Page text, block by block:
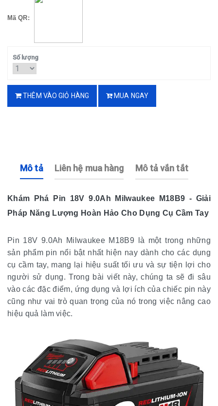
Mã QR:
Số lượng
THÊM VÀO GIỎ HÀNG MUA NGAY
Mô tả Liên hệ mua hàng Mô tả vắn tắt
Khám Phá Pin 18V 9.0Ah Milwaukee M18B9 - Giải
Pháp Năng Lượng Hoàn Hảo Cho Dụng Cụ Cầm Tay
Pin 18V 9.0Ah Milwaukee M18B9 là một trong những
sản phẩm pin nổi bật nhất hiện nay dành cho các dụng
cụ cầm tay, mang lại hiệu suất tối ưu và sự tiện lợi cho
người sử dụng. Trong bài viết này, chúng ta sẽ đi sâu
vào các đặc điểm, ứng dụng và lợi ích của chiếc pin này
cũng như vai trò quan trọng của nó trong việc nâng cao
hiệu quả làm việc.